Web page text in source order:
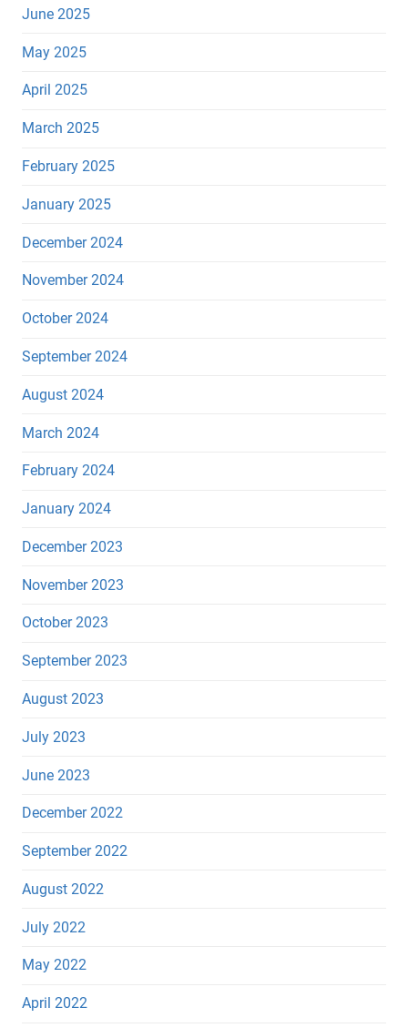
June 2025
May 2025
April 2025
March 2025
February 2025
January 2025
December 2024
November 2024
October 2024
September 2024
August 2024
March 2024
February 2024
January 2024
December 2023
November 2023
October 2023
September 2023
August 2023
July 2023
June 2023
December 2022
September 2022
August 2022
July 2022
May 2022
April 2022